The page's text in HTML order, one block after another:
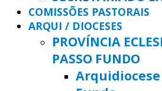
COMISSÕES PASTORAIS
ARQUI / DIOCESES
PROVÍNCIA
PASSO FUNDO
Arquidiocese